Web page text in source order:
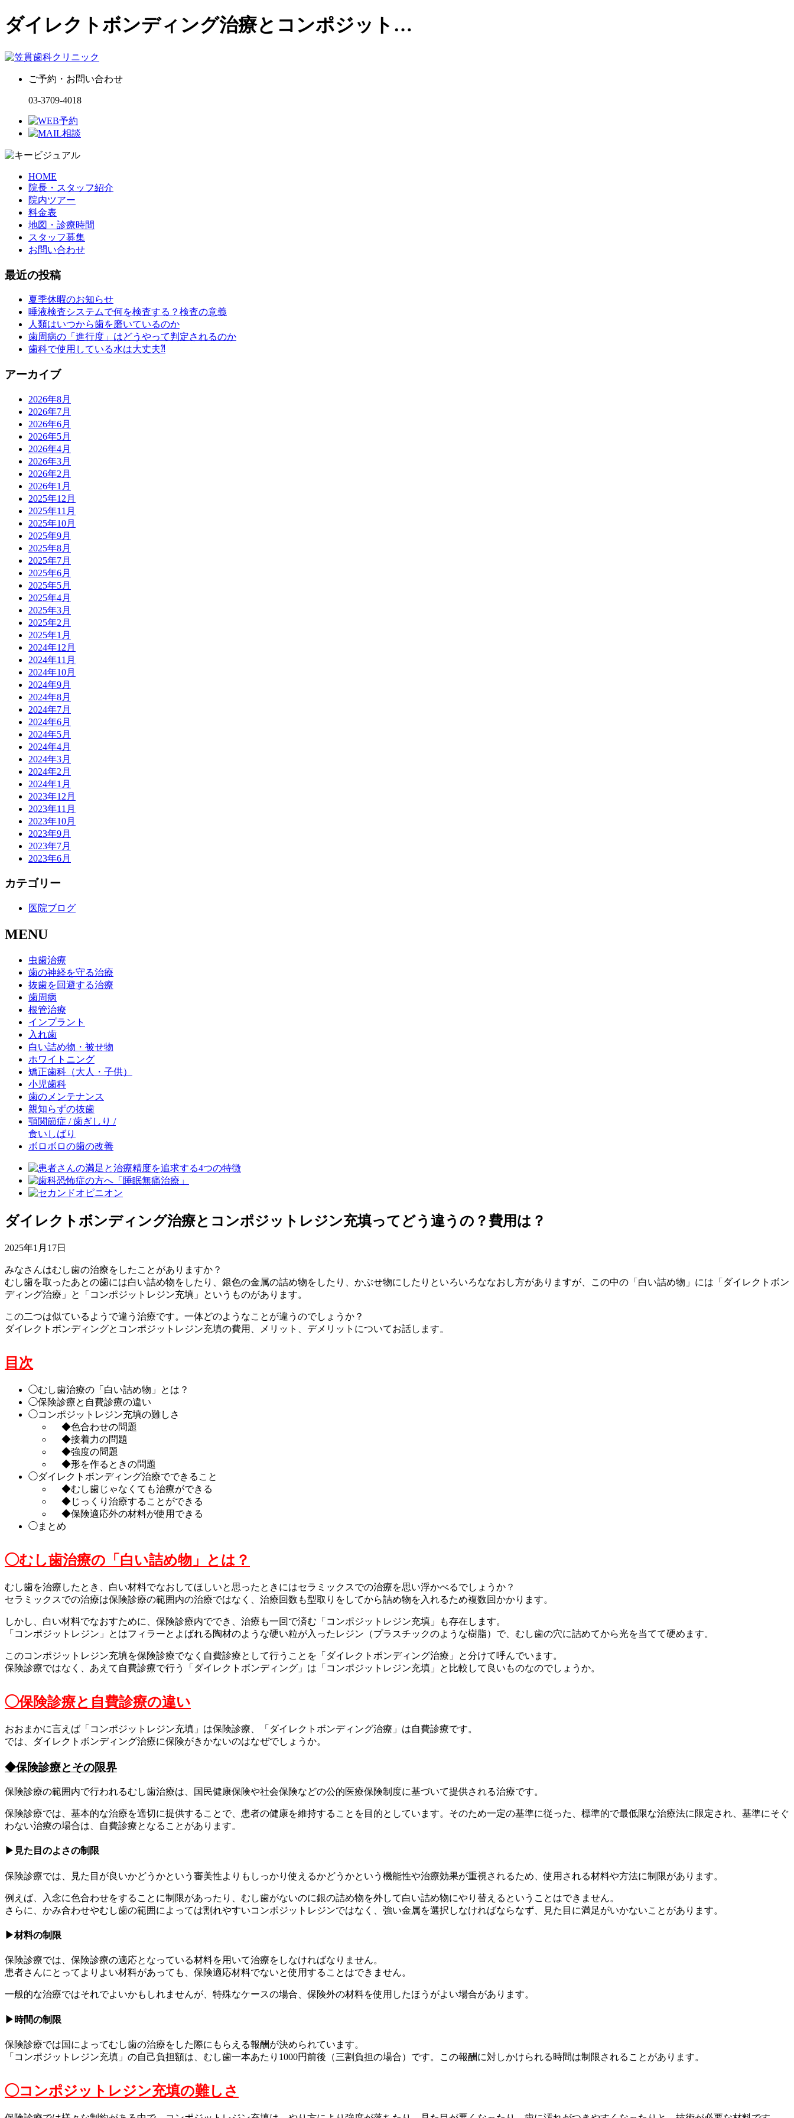
ダイレクトボンディング治療とコンポジット…
ご予約・お問い合わせ
03-3709-4018
HOME
院長・スタッフ紹介
院内ツアー
料金表
地図・診療時間
スタッフ募集
お問い合わせ
最近の投稿
夏季休暇のお知らせ
唾液検査システムで何を検査する？検査の意義
人類はいつから歯を磨いているのか
歯周病の「進行度」はどうやって判定されるのか
歯科で使用している水は大丈夫⁈
アーカイブ
2026年8月
2026年7月
2026年6月
2026年5月
2026年4月
2026年3月
2026年2月
2026年1月
2025年12月
2025年11月
2025年10月
2025年9月
2025年8月
2025年7月
2025年6月
2025年5月
2025年4月
2025年3月
2025年2月
2025年1月
2024年12月
2024年11月
2024年10月
2024年9月
2024年8月
2024年7月
2024年6月
2024年5月
2024年4月
2024年3月
2024年2月
2024年1月
2023年12月
2023年11月
2023年10月
2023年9月
2023年7月
2023年6月
カテゴリー
医院ブログ
MENU
虫歯治療
歯の神経を守る治療
抜歯を回避する治療
歯周病
根管治療
インプラント
入れ歯
白い詰め物・被せ物
ホワイトニング
矯正歯科 （大人・子供）
小児歯科
歯のメンテナンス
親知らずの抜歯
顎関節症 / 歯ぎしり /
食いしばり
ボロボロの歯の改善
ダイレクトボンディング治療とコンポジットレジン充填ってどう違うの？費用は？
2025年1月17日
みなさんはむし歯の治療をしたことがありますか？
むし歯を取ったあとの歯には白い詰め物をしたり、銀色の金属の詰め物をしたり、かぶせ物にしたりといろいろななおし方がありますが、この中の「白い詰め物」には「ダイレクトボン
ディング治療」と「コンポジットレジン充填」というものがあります。
この二つは似ているようで違う治療です。一体どのようなことが違うのでしょうか？
ダイレクトボンディングとコンポジットレジン充填の費用、メリット、デメリットについてお話します。
目次
◯むし歯治療の「白い詰め物」とは？
◯保険診療と自費診療の違い
◯コンポジットレジン充填の難しさ
◆色合わせの問題
◆接着力の問題
◆強度の問題
◆形を作るときの問題
◯ダイレクトボンディング治療でできること
◆むし歯じゃなくても治療ができる
◆じっくり治療することができる
◆保険適応外の材料が使用できる
◯まとめ
◯むし歯治療の「白い詰め物」とは？
むし歯を治療したとき、白い材料でなおしてほしいと思ったときにはセラミックスでの治療を思い浮かべるでしょうか？
セラミックスでの治療は保険診療の範囲内の治療ではなく、治療回数も型取りをしてから詰め物を入れるため複数回かかります。
しかし、白い材料でなおすために、保険診療内ででき、治療も一回で済む「コンポジットレジン充填」も存在します。
「コンポジットレジン」とはフィラーとよばれる陶材のような硬い粒が入ったレジン（プラスチックのような樹脂）で、むし歯の穴に詰めてから光を当てて硬めます。
このコンポジットレジン充填を保険診療でなく自費診療として行うことを「ダイレクトボンディング治療」と分けて呼んでいます。
保険診療ではなく、あえて自費診療で行う「ダイレクトボンディング」は「コンポジットレジン充填」と比較して良いものなのでしょうか。
◯保険診療と自費診療の違い
おおまかに言えば「コンポジットレジン充填」は保険診療、「ダイレクトボンディング治療」は自費診療です。
では、ダイレクトボンディング治療に保険がきかないのはなぜでしょうか。
◆保険診療とその限界
保険診療の範囲内で行われるむし歯治療は、国民健康保険や社会保険などの公的医療保険制度に基づいて提供される治療です。
保険診療では、基本的な治療を適切に提供することで、患者の健康を維持することを目的としています。そのため一定の基準に従った、標準的で最低限な治療法に限定され、基準にそぐ
わない治療の場合は、自費診療となることがあります。
▶︎見た目のよさの制限
保険診療では、見た目が良いかどうかという審美性よりもしっかり使えるかどうかという機能性や治療効果が重視されるため、使用される材料や方法に制限があります。
例えば、入念に色合わせをすることに制限があったり、むし歯がないのに銀の詰め物を外して白い詰め物にやり替えるということはできません。
さらに、かみ合わせやむし歯の範囲によっては割れやすいコンポジットレジンではなく、強い金属を選択しなければならなず、見た目に満足がいかないことがあります。
▶︎材料の制限
保険診療では、保険診療の適応となっている材料を用いて治療をしなければなりません。
患者さんにとってよりよい材料があっても、保険適応材料でないと使用することはできません。
一般的な治療ではそれでよいかもしれませんが、特殊なケースの場合、保険外の材料を使用したほうがよい場合があります。
▶︎時間の制限
保険診療では国によってむし歯の治療をした際にもらえる報酬が決められています。
「コンポジットレジン充填」の自己負担額は、むし歯一本あたり1000円前後（三割負担の場合）です。この報酬に対しかけられる時間は制限されることがあります。
◯コンポジットレジン充填の難しさ